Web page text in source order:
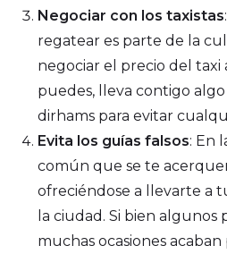
Negociar con los taxistas
regatear es parte de la
negociar el precio del taxi
puedes, lleva contigo
dirhams para evitar
Evita los guías falsos: En
común que se te
ofreciéndose a llevarte a
la ciudad. Si bien
muchas ocasiones